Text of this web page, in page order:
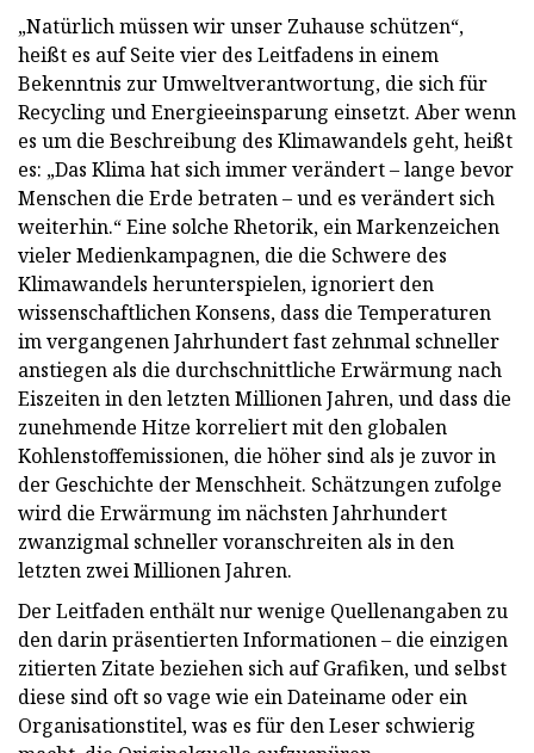
„Natürlich müssen wir unser Zuhause schützen“,
heißt es auf Seite vier des Leitfadens in einem
Bekenntnis zur Umweltverantwortung, die sich für
Recycling und Energieeinsparung einsetzt. Aber wenn
es um die Beschreibung des Klimawandels geht, heißt
es: „Das Klima hat sich immer verändert – lange bevor
Menschen die Erde betraten – und es verändert sich
weiterhin.“ Eine solche Rhetorik, ein Markenzeichen
vieler Medienkampagnen, die die Schwere des
Klimawandels herunterspielen, ignoriert den
wissenschaftlichen Konsens, dass die Temperaturen
im vergangenen Jahrhundert fast zehnmal schneller
anstiegen als die durchschnittliche Erwärmung nach
Eiszeiten in den letzten Millionen Jahren, und dass die
zunehmende Hitze korreliert mit den globalen
Kohlenstoffemissionen, die höher sind als je zuvor in
der Geschichte der Menschheit. Schätzungen zufolge
wird die Erwärmung im nächsten Jahrhundert
zwanzigmal schneller voranschreiten als in den
letzten zwei Millionen Jahren.
Der Leitfaden enthält nur wenige Quellenangaben zu
den darin präsentierten Informationen – die einzigen
zitierten Zitate beziehen sich auf Grafiken, und selbst
diese sind oft so vage wie ein Dateiname oder ein
Organisationstitel, was es für den Leser schwierig